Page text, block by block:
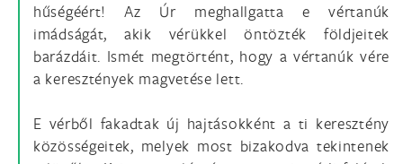
hűségéért! Az Úr meghallgatta e vértanúk
imádságát, akik vérükkel öntözték földjeitek
barázdáit. Ismét megtörtént, hogy a vértanúk vére
a keresztények magvetése lett.
E vérből fakadtak új hajtásokként a ti keresztény
közösségeitek, melyek most bizakodva tekintenek